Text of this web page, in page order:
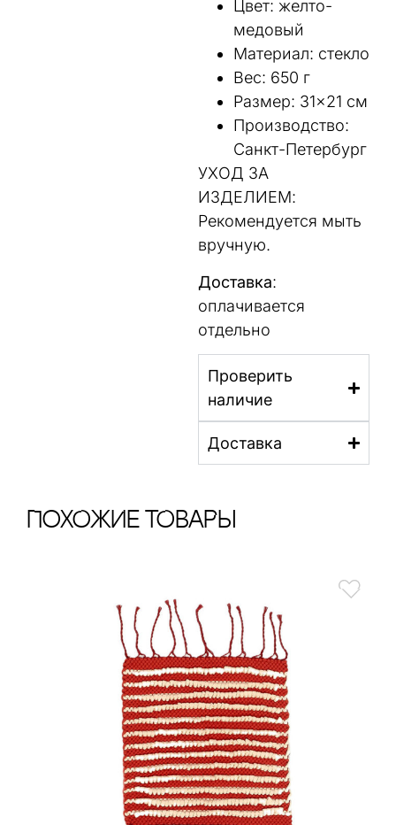
Цвет: желто-
медовый
Материал: cтекло
Вес: 650 г
Размер: 31×21 см
Производство:
Санкт-Петербург
УХОД ЗА
ИЗДЕЛИЕМ:
Рекомендуется мыть
вручную.
Доставка:
оплачивается
отдельно
Проверить
наличие
Доставка
ПохОжИе тОваРы